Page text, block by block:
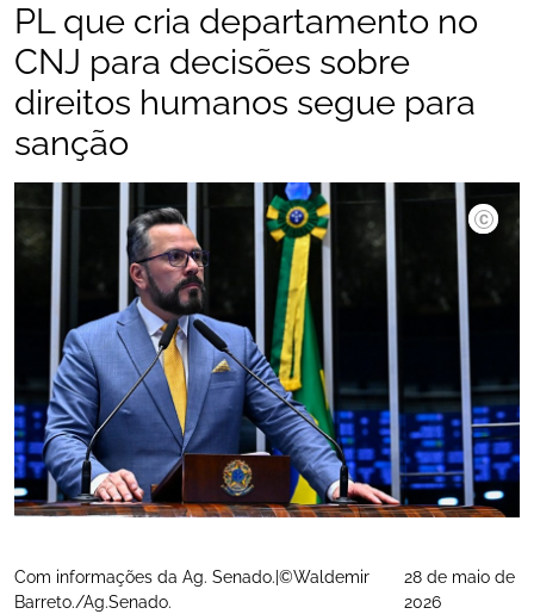
PL que cria departamento no
CNJ para decisões sobre
direitos humanos segue para
sanção
Com informações da Ag. Senado.|©Waldemir
Barreto./Ag.Senado.
28 de maio de
2026